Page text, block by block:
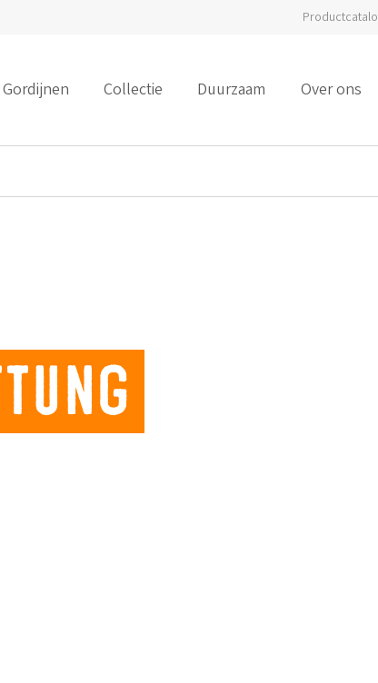
Gordijnen Collectie Duurzaam Over ons